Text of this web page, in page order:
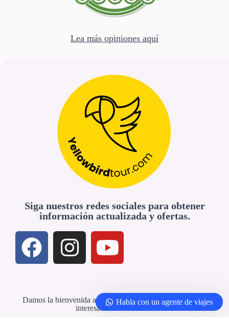
Siga nuestros redes sociales para obtener
información actualizada y ofertas.
Damos la bienvenida a agencias de viajes y profesionales
interesados en colaborar
Lea más opiniones aquí
Habla con un agente de viajes